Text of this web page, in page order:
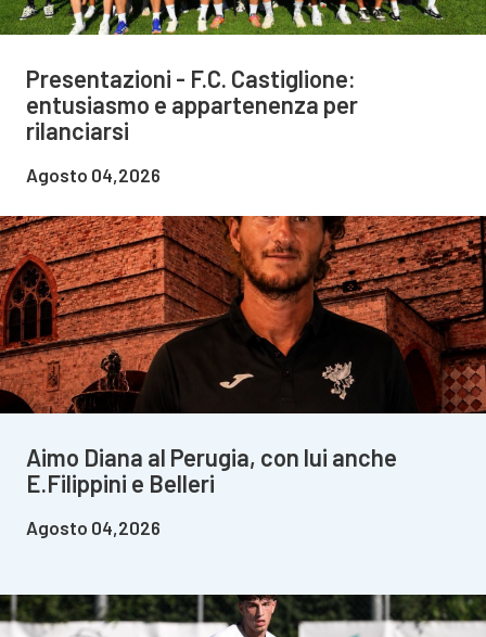
Presentazioni - F.C. Castiglione:
entusiasmo e appartenenza per
rilanciarsi
Agosto 04,2026
Aimo Diana al Perugia, con lui anche
E.Filippini e Belleri
Agosto 04,2026